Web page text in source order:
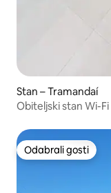
Stan – Tramandaí
Obiteljski stan Wi-
Odabrali gosti
Odabrali gosti